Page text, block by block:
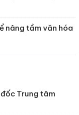
nâng tầm văn hóa
Trung tâm